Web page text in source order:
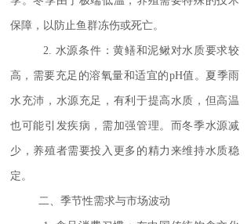
保障，以防止鱼群冻伤或死亡。
2. 水源条件：黄鳝和泥鳅对水质要求较
高，需要充足的溶氧量和适宜的pH值。夏季雨
水充沛，水源充足，有利于提高水质，但高温
也可能引发疾病，需加强管理。而冬季水源减
少，养殖者需要投入更多的精力来维持水质稳
定。
二、季节性需求与市场波动